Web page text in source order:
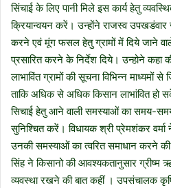
सिंचाई के लिए पानी मिले इस कार्य हेतु
क्रियान्वयन करें। उन्होंने राजस्व उपखडंवार
करने एवं मूंग फसल हेतु ग्रामों में दिये जाने वाले
प्रसारित करने के निर्देश दिये। उन्होने
लाभाविंत ग्रामों की सूचना विभिन्न माध्यमों
ताकि अधिक से अधिक किसान लाभांवित
सिचाई हेतु आने वाली समस्याओं का समय-
सुनिश्चित करें। विधायक श्री प्रेमशंकर वर्मा
उनकी समस्याओं का त्वरित समाधान करने की
सिंह ने किसानो की आवश्यकतानुसार ग्रीष्म
व्यवस्था रखने की बात कहीं । उपसंचालक